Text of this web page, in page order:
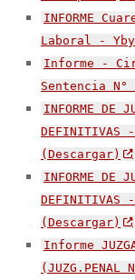
INFORME
Laboral - Yby
Informe -
Sentencia N°
INFORME DE
DEFINITIVAS -
(Descargar)
INFORME DE
DEFINITIVAS -
(Descargar)
Informe
(JUZG.PENAL